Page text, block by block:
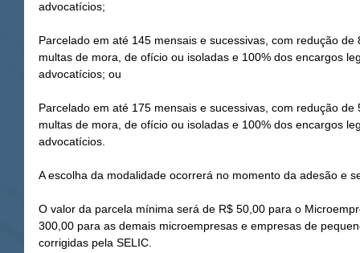
advocatícios;
Parcelado em até 145 mensais e sucessivas, com redução
multas de mora, de ofício ou isoladas e 100% dos encargos
advocatícios; ou
Parcelado em até 175 mensais e sucessivas, com redução
multas de mora, de ofício ou isoladas e 100% dos encargos
advocatícios.
A escolha da modalidade ocorrerá no momento da adesão e
O valor da parcela mínima será de R$ 50,00 para o
300,00 para as demais microempresas e empresas de
corrigidas pela SELIC.